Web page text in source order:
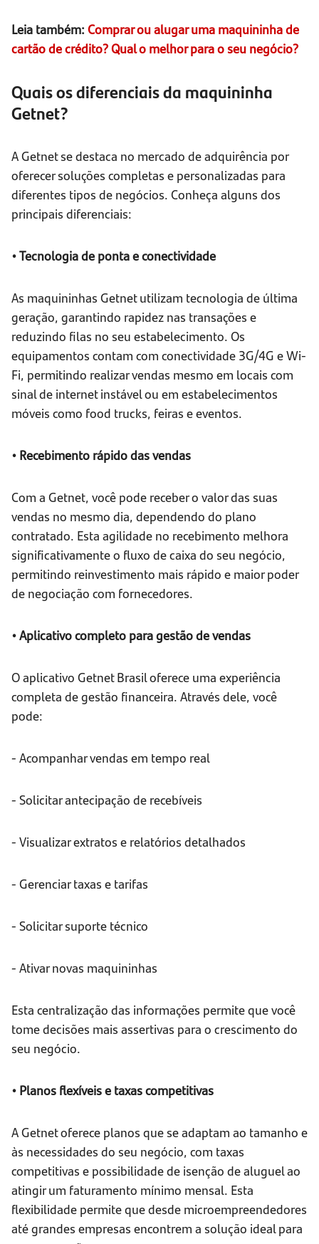
Leia também: Comprar ou alugar uma maquininha de
cartão de crédito? Qual o melhor para o seu negócio?
Quais os diferenciais da maquininha
Getnet?
A Getnet se destaca no mercado de adquirência por
oferecer soluções completas e personalizadas para
diferentes tipos de negócios. Conheça alguns dos
principais diferenciais:
• Tecnologia de ponta e conectividade
As maquininhas Getnet utilizam tecnologia de última
geração, garantindo rapidez nas transações e
reduzindo filas no seu estabelecimento. Os
equipamentos contam com conectividade 3G/4G e Wi-
Fi, permitindo realizar vendas mesmo em locais com
sinal de internet instável ou em estabelecimentos
móveis como food trucks, feiras e eventos.
• Recebimento rápido das vendas
Com a Getnet, você pode receber o valor das suas
vendas no mesmo dia, dependendo do plano
contratado. Esta agilidade no recebimento melhora
significativamente o fluxo de caixa do seu negócio,
permitindo reinvestimento mais rápido e maior poder
de negociação com fornecedores.
• Aplicativo completo para gestão de vendas
O aplicativo Getnet Brasil oferece uma experiência
completa de gestão financeira. Através dele, você
pode:
- Acompanhar vendas em tempo real
- Solicitar antecipação de recebíveis
- Visualizar extratos e relatórios detalhados
- Gerenciar taxas e tarifas
- Solicitar suporte técnico
- Ativar novas maquininhas
Esta centralização das informações permite que você
tome decisões mais assertivas para o crescimento do
seu negócio.
• Planos flexíveis e taxas competitivas
A Getnet oferece planos que se adaptam ao tamanho e
às necessidades do seu negócio, com taxas
competitivas e possibilidade de isenção de aluguel ao
atingir um faturamento mínimo mensal. Esta
flexibilidade permite que desde microempreendedores
até grandes empresas encontrem a solução ideal para